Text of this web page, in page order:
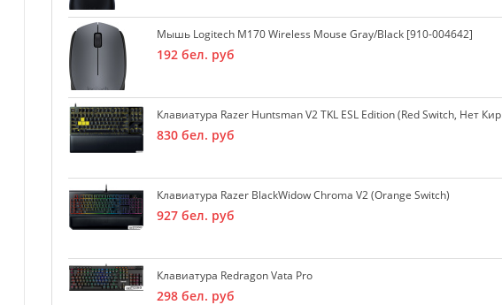
Мышь Logitech M170 Wireless Mouse Gray/Black [910-004642]
192 бел. руб
Клавиатура Razer Huntsman V2 TKL ESL Edition (Red Switch, Нет
830 бел. руб
Клавиатура Razer BlackWidow Chroma V2 (Orange Switch)
927 бел. руб
Клавиатура Redragon Vata Pro
298 бел. руб